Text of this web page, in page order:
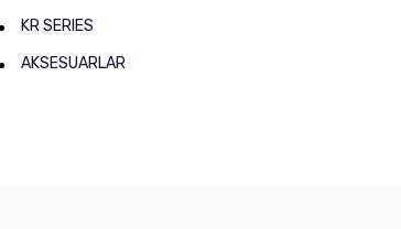
KR SERIES
AKSESUARLAR